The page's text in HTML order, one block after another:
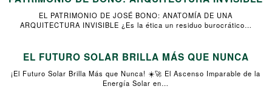
EL PATRIMONIO DE JOSÉ BONO: ANATOMÍA DE UNA
ARQUITECTURA INVISIBLE ¿Es la ética un residuo burocrático…
EL FUTURO SOLAR BRILLA MÁS QUE NUNCA
¡El Futuro Solar Brilla Más que Nunca! ☀️🚀 El Ascenso Imparable de la
Energía Solar en…